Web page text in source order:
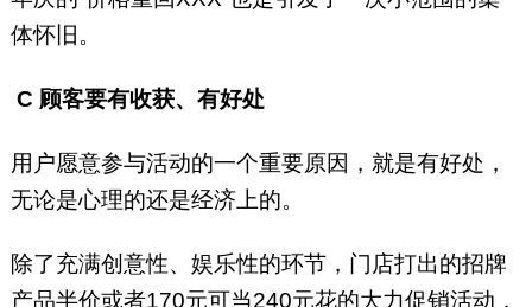
体怀旧。
C 顾客要有收获、有好处
用户愿意参与活动的一个重要原因，就是有好处，
无论是心理的还是经济上的。
除了充满创意性、娱乐性的环节，门店打出的招牌
产品半价或者170元可当240元花的大力促销活动，